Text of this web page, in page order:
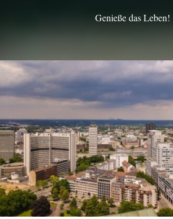
Genieße das Leben!